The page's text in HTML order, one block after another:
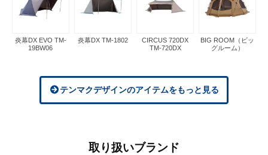
炎幕DX EVO TM-
19BW06
炎幕DX TM-1802
CIRCUS 720DX
TM-720DX
BIG ROOM（ビッ
グルーム）
テンマクデザインのアイテムをもっと見る
取り扱いブランド